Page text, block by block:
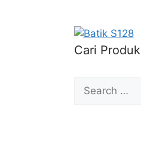
Cari Produk
Search
for: